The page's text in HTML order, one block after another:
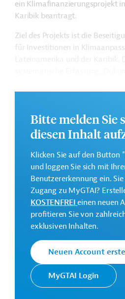
ein Klimafinanzierungsprojekt
Karibik beantragt.
Ziel des Projekts ist die
für Investitionen in
Weitere Informationen zu dem
Entwicklungsprojekt finden Sie
GTAI informiert über dieIDB:
und praktische Hinweise zur
Gesamtkosten:
0,5 Millionen US-Dollar
Geberbeitrag:
0,5 Millionen US-Dollar
Kontaktadresse
Bitte melden Sie
diesen Inhalt
Klicken Sie auf den Button
und loggen Sie sich mit
Benutzererkennung ein.
Zugang zu MyGTAI?
KOSTENFREIeinen neuen
profitieren Sie von
exklusiven Inhalten.
Neuen Account
MyGTAI Login